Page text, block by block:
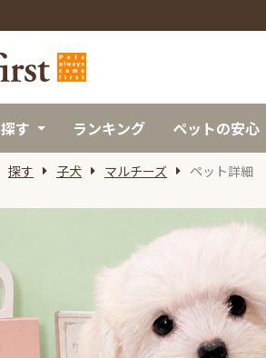
探す ランキング ペットの安心
探す 子犬 マルチーズ ペット詳細